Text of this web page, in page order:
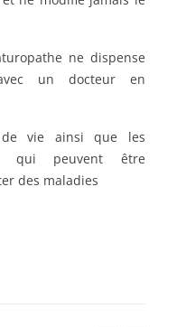
ne dispense
un docteur en
de vie ainsi que les
qui peuvent être
des maladies